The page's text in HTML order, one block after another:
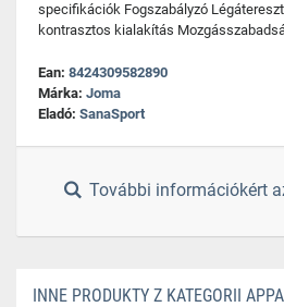
specifikációk Fogszabályzó
kontrasztos kialakítás
Ean: 8424309582890
Márka: Joma
Eladó: SanaSport
További információkért
INNE PRODUKTY Z KATEGORII